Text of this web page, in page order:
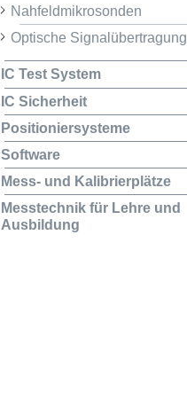
Nahfeldmikrosonden
Optische Signalübertragung
IC Test System
IC Sicherheit
Positioniersysteme
Software
Mess- und Kalibrierplätze
Messtechnik für Lehre und
Ausbildung